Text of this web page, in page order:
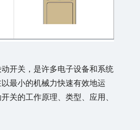
开关，是许多电子设备和系统
最小的机械力快速有效地运
关的工作原理、类型、应用、